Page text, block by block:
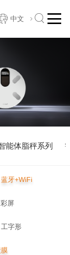
中文
能体脂秤系列
蓝牙+WiFi
彩屏
工字形